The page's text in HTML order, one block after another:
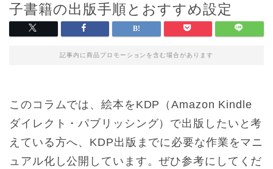
子書籍の出版手順とおすすめ設定
記事内に商品プロモーションを含む場合があります
このコラムでは、絵本をKDP（Amazon Kindle
ダイレクト・パブリッシング）で出版したいと考
えている方へ、KDP出版までに必要な作業をマニ
ュアル化し公開しています。ぜひ参考にしてくだ